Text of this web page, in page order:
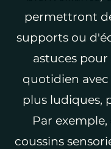
permettront
supports ou
astuces
quotidien avec
plus ludiques,
Par exemple,
coussins